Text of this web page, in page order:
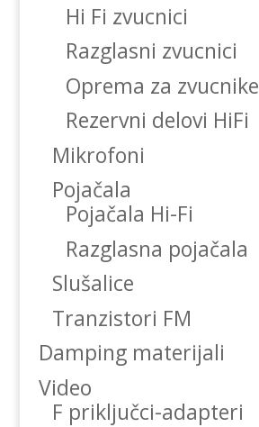
Hi Fi zvucnici
Razglasni zvucnici
Oprema za zvucnike
Rezervni delovi HiFi
Mikrofoni
Pojačala
Pojačala Hi-Fi
Razglasna pojačala
Slušalice
Tranzistori FM
Damping materijali
Video
F priključci-adapteri